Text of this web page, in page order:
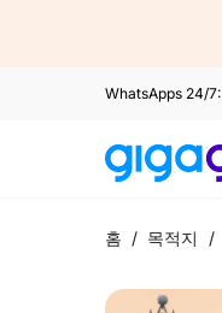
WhatsApps 24/7:
홈 / 목적지 /